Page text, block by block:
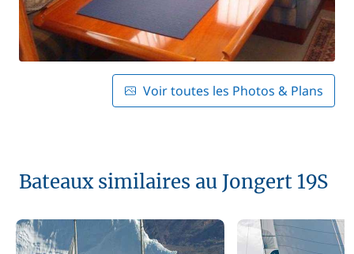
Voir toutes les Photos & Plans
Bateaux similaires au Jongert 19S